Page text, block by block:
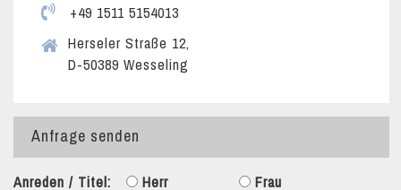
+49 1511 5154013
Herseler Straße 12,
D-50389 Wesseling
Anfrage senden
Anreden / Titel: Herr
Frau